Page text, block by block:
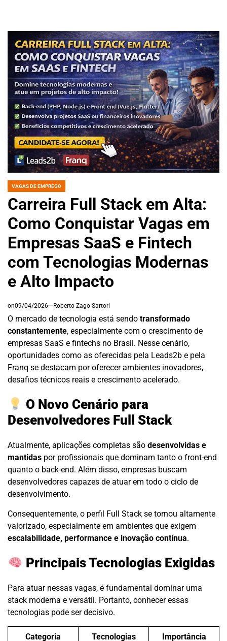
POSTED
VAGAS DE EMPREGO
Carreira Full Stack em Alta:
Como Conquistar Vagas em
Empresas SaaS e Fintech
com Tecnologias Modernas
e Alto Impacto
on09/04/2026 Roberto Zago Sartori
O mercado de tecnologia está sendo transformado
constantemente, especialmente com o crescimento de
empresas SaaS e fintechs no Brasil. Nesse cenário,
oportunidades como as oferecidas pela Leads2b e pela
Franq se destacam por oferecer ambientes inovadores,
desafios técnicos reais e crescimento acelerado.
O Novo Cenário para
Desenvolvedores Full Stack
Atualmente, aplicações completas são desenvolvidas e
mantidas por profissionais que dominam tanto o front-end
quanto o back-end. Além disso, empresas buscam
desenvolvedores capazes de atuar em todo o ciclo de
desenvolvimento.
Consequentemente, o perfil Full Stack se tornou altamente
valorizado, especialmente em ambientes que exigem
escalabilidade, performance e inovação contínua.
Principais Tecnologias Exigidas
Para atuar nessas vagas, é fundamental dominar uma
stack moderna e versátil. Portanto, conhecer essas
tecnologias pode ser decisivo.
Categoria Tecnologias Importância